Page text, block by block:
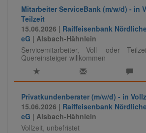
Mitarbeiter ServiceBank (m/w/d) - in
Teilzeit
15.06.2026 | Raiffeisenbank
eG | Alsbach-Hähnlein
Servicemitarbeiter, Voll- oder
Quereinsteiger willkommen
Privatkundenberater (m/w/d) - in
15.06.2026 | Raiffeisenbank
eG | Alsbach-Hähnlein
Vollzeit, unbefristet